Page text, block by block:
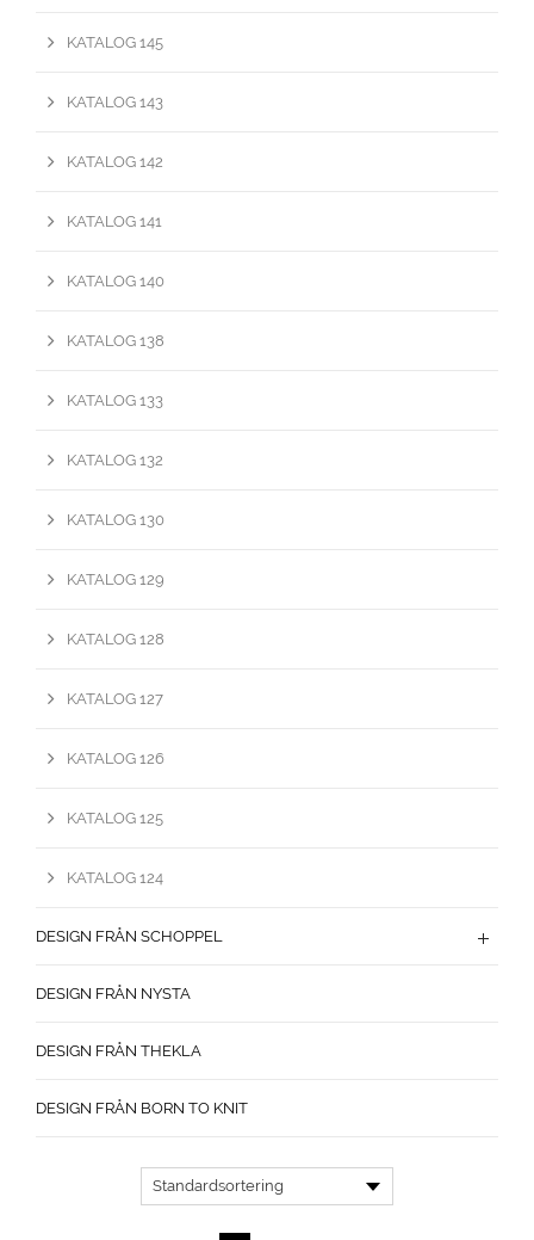
KATALOG 145
KATALOG 143
KATALOG 142
KATALOG 141
KATALOG 140
KATALOG 138
KATALOG 133
KATALOG 132
KATALOG 130
KATALOG 129
KATALOG 128
KATALOG 127
KATALOG 126
KATALOG 125
KATALOG 124
DESIGN FRÅN SCHOPPEL
DESIGN FRÅN NYSTA
DESIGN FRÅN THEKLA
DESIGN FRÅN BORN TO KNIT